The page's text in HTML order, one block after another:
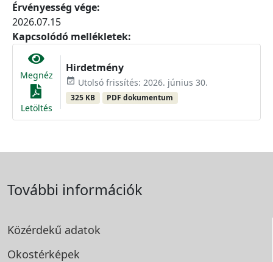
Érvényesség vége:
2026.07.15
Kapcsolódó mellékletek:
Megnéz
Letöltés
Hirdetmény
event_available Utolsó frissítés: 2026. június 30.
325 KB PDF dokumentum
További információk
Közérdekű adatok
Okostérképek